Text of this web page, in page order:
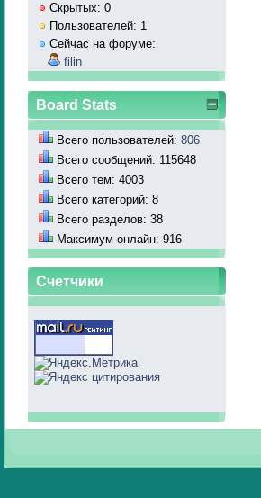
Скрытых: 0
Пользователей: 1
Сейчас на форуме:
filin
Board Stats
Всего пользователей: 806
Всего сообщений: 115648
Всего тем: 4003
Всего категорий: 8
Всего разделов: 38
Максимум онлайн: 916
Счетчики